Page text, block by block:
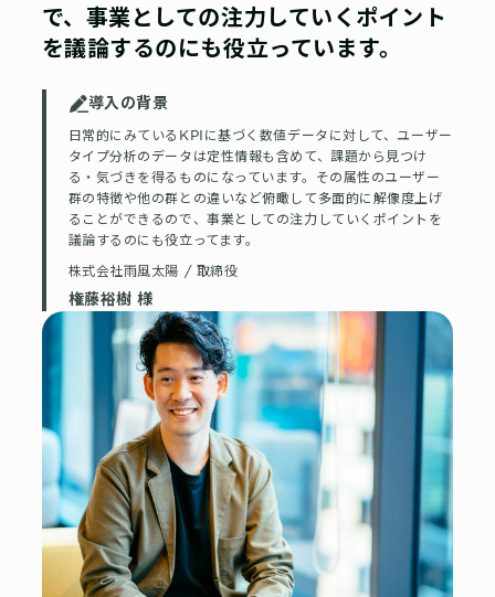
で、事業としての注力していくポイント
を議論するのにも役立っています。
導入の背景
日常的にみているKPIに基づく数値データに対して、ユーザー
タイプ分析のデータは定性情報も含めて、課題から見つけ
る・気づきを得るものになっています。その属性のユーザー
群の特徴や他の群との違いなど俯瞰して多面的に解像度上げ
ることができるので、事業としての注力していくポイントを
議論するのにも役立ってます。
株式会社雨風太陽 / 取締役
権藤裕樹 様